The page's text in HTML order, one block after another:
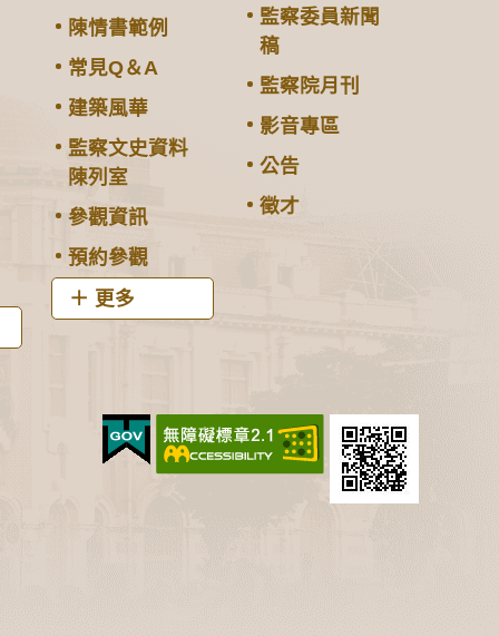
陳情書範例
常見Q＆A
建築風華
監察文史資料
陳列室
參觀資訊
預約參觀
更多
監察委員新聞
稿
監察院月刊
影音專區
公告
徵才